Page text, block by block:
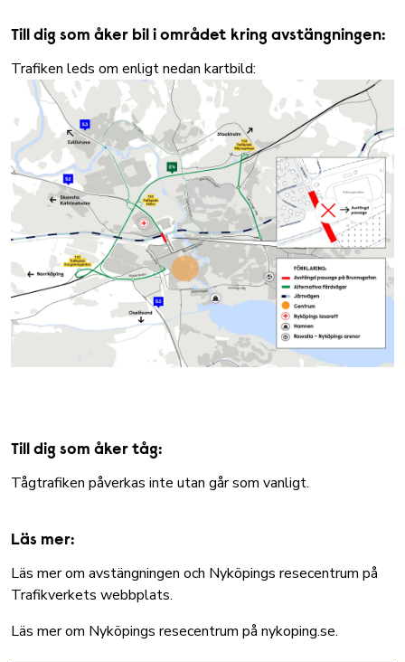
Till dig som åker bil i området kring avstängningen:
Trafiken leds om enligt nedan kartbild:
Till dig som åker tåg:
Tågtrafiken påverkas inte utan går som vanligt.
Läs mer:
Läs mer om avstängningen och Nyköpings resecentrum på
Trafikverkets webbplats.
Läs mer om Nyköpings resecentrum på nykoping.se.